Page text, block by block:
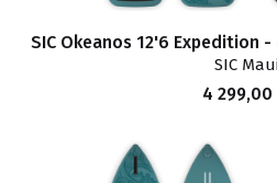
SIC Okeanos 12'6 Expedition
SIC
Cena
4 299,00